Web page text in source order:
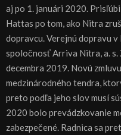
aj po 1. januári 2020.
Hattas po tom, ako Nitra
dopravcu. Verejnú dopravu
spoločnosť Arriva Nitra, a. s.
decembra 2019. Novú
medzinárodného tendra,
preto podľa jeho slov musí
2020 bolo prevádzkovanie
zabezpečené. Radnica sa